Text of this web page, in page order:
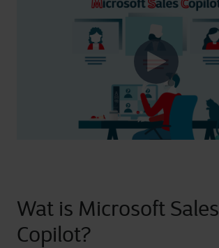
Wat is Microsoft Sales
Copilot?